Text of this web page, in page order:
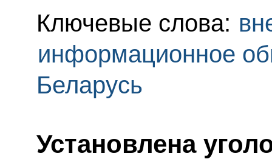
Ключевые слова:
информационное
Беларусь
Установлена